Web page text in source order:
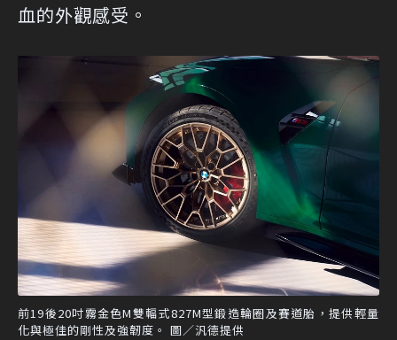
血的外觀感受。
前19後20吋霧金色M雙輻式827M型鍛造輪圈及賽道胎，提供輕量
化與極佳的剛性及強韌度。 圖／汎德提供